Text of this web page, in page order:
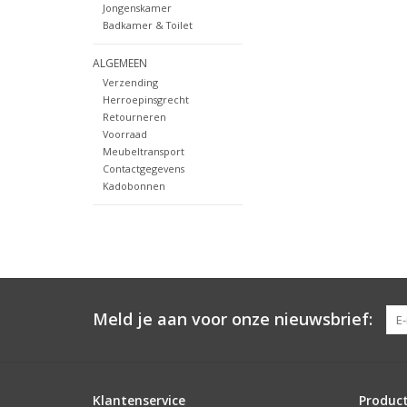
Jongenskamer
Badkamer & Toilet
ALGEMEEN
Verzending
Herroepinsgrecht
Retourneren
Voorraad
Meubeltransport
Contactgegevens
Kadobonnen
Meld je aan voor onze nieuwsbrief:
Klantenservice